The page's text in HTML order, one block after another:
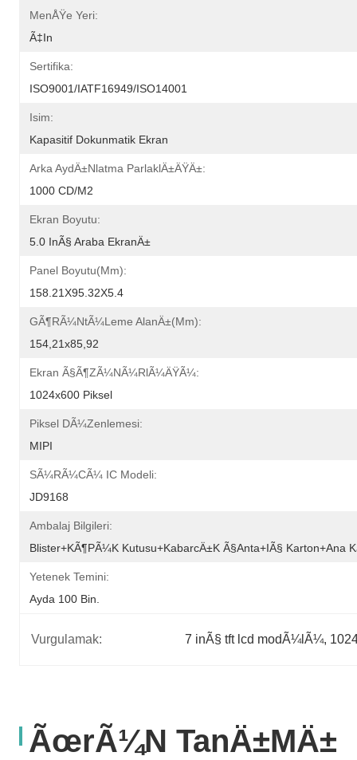
MenÅŸe Yeri:
Ã‡in
Sertifika:
ISO9001/IATF16949/ISO14001
Isim:
Kapasitif Dokunmatik Ekran
Arka AydÄ±nlatma ParlaklÄ±ÄŸÄ±:
1000 CD/M2
Ekran Boyutu:
5.0 InÃ§ Araba EkranÄ±
Panel Boyutu(mm):
158.21X95.32X5.4
GÃ¶rÃ¼ntÃ¼leme AlanÄ±(mm):
154,21x85,92
Ekran Ã§Ã¶zÃ¼nÃ¼rlÃ¼ÄŸÃ¼:
1024x600 Piksel
Piksel DÃ¼zenlemesi:
MIPI
SÃ¼rÃ¼cÃ¼ IC Modeli:
JD9168
Ambalaj Bilgileri:
Blister+kÃ¶pÃ¼k Kutusu+kabarcÄ±k Ã§anta+iÃ§ Karton+ana
Yetenek Temini:
Ayda 100 Bin.
Vurgulamak: 7 inÃ§ tft lcd modÃ¼lÃ¼,
ÃœrÃ¼n TanÄ±mÄ±